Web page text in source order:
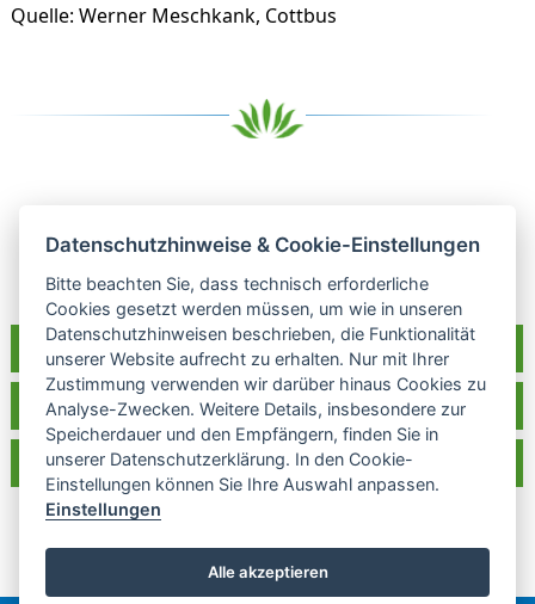
Quelle: Werner Meschkank, Cottbus
zur Übersicht Sagen
Raddusch bei Facebook
Tourismusverein Raddusch und Umgebung e.V.
Kontakt
Datenschutzhinweise & Cookie-Einstellungen
Bitte beachten Sie, dass technisch erforderliche
Cookies gesetzt werden müssen, um wie in unseren
Datenschutzhinweisen beschrieben, die Funktionalität
unserer Website aufrecht zu erhalten. Nur mit Ihrer
Zustimmung verwenden wir darüber hinaus Cookies zu
Analyse-Zwecken. Weitere Details, insbesondere zur
Speicherdauer und den Empfängern, finden Sie in
unserer Datenschutzerklärung. In den Cookie-
Einstellungen können Sie Ihre Auswahl anpassen.
Einstellungen
Alle akzeptieren